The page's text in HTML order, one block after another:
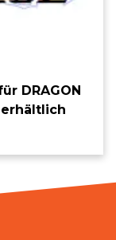
DRAGON
erhältlich